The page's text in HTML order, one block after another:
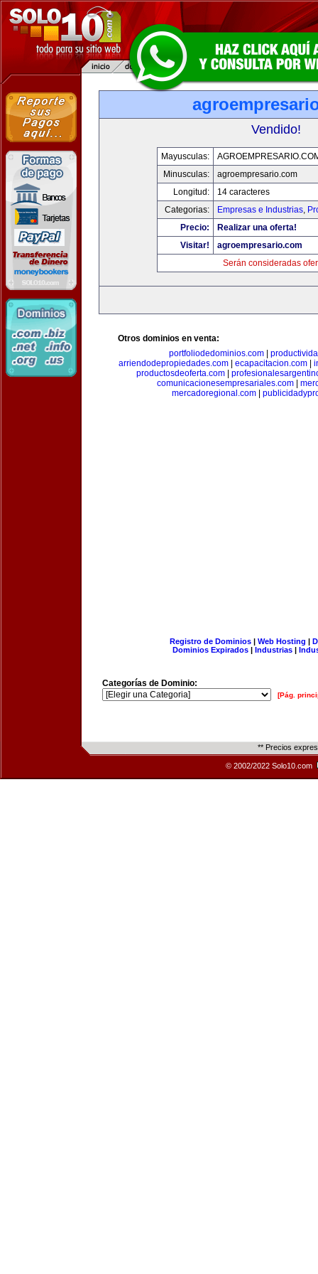
Vendido!
Mayusculas:
Minusculas:
agroempresario.com
Longitud:
14 caracteres
Categorias:
Empresas e Industrias,
Precio:
Realizar una oferta!
Visitar!
agroempresario.com
Serán consideradas
Otros dominios en venta:
portfoliodedominios.com
arriendodepropiedades.com| ecapacitacion.com|
productosdeoferta.com|
comunicacionesempresariales.com
mercadoregional.com
Registro de Dominios| Web Hosting |
Dominios Expirados | Industrias |
Categorías de Dominio:
[Pág.
** Precios
© 2002/2022 Solo10.com